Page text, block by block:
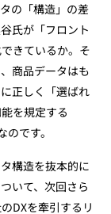
の「構造」の差
氏が「フロント
きているか。そ
商品データはも
正しく「選ばれ
を規定する
です。
構造を抜本的に
いて、次回さら
DXを牽引するリ